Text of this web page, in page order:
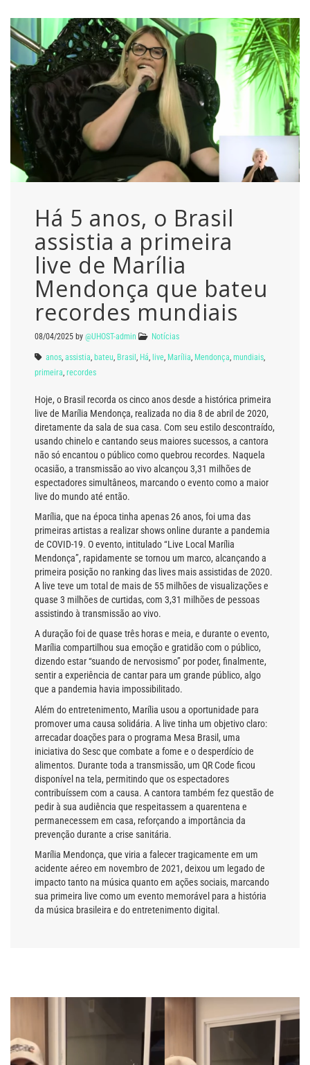
Há 5 anos, o Brasil
assistia a primeira
live de Marília
Mendonça que bateu
recordes mundiais
08/04/2025 by @UHOST-admin Notícias
anos assistia bateu Brasil Há live Marília Mendonça mundiais
primeira recordes
Hoje, o Brasil recorda os cinco anos desde a histórica primeira
live de Marília Mendonça, realizada no dia 8 de abril de 2020,
diretamente da sala de sua casa. Com seu estilo descontraído,
usando chinelo e cantando seus maiores sucessos, a cantora
não só encantou o público como quebrou recordes. Naquela
ocasião, a transmissão ao vivo alcançou 3,31 milhões de
espectadores simultâneos, marcando o evento como a maior
live do mundo até então.
Marília, que na época tinha apenas 26 anos, foi uma das
primeiras artistas a realizar shows online durante a pandemia
de COVID-19. O evento, intitulado “Live Local Marília
Mendonça”, rapidamente se tornou um marco, alcançando a
primeira posição no ranking das lives mais assistidas de 2020.
A live teve um total de mais de 55 milhões de visualizações e
quase 3 milhões de curtidas, com 3,31 milhões de pessoas
assistindo à transmissão ao vivo.
A duração foi de quase três horas e meia, e durante o evento,
Marília compartilhou sua emoção e gratidão com o público,
dizendo estar “suando de nervosismo” por poder, finalmente,
sentir a experiência de cantar para um grande público, algo
que a pandemia havia impossibilitado.
Além do entretenimento, Marília usou a oportunidade para
promover uma causa solidária. A live tinha um objetivo claro:
arrecadar doações para o programa Mesa Brasil, uma
iniciativa do Sesc que combate a fome e o desperdício de
alimentos. Durante toda a transmissão, um QR Code ficou
disponível na tela, permitindo que os espectadores
contribuíssem com a causa. A cantora também fez questão de
pedir à sua audiência que respeitassem a quarentena e
permanecessem em casa, reforçando a importância da
prevenção durante a crise sanitária.
Marília Mendonça, que viria a falecer tragicamente em um
acidente aéreo em novembro de 2021, deixou um legado de
impacto tanto na música quanto em ações sociais, marcando
sua primeira live como um evento memorável para a história
da música brasileira e do entretenimento digital.